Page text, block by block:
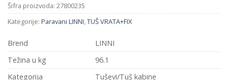
Šifra proizvoda: 27800235
Kategorije: Paravani LINNI TUŠ VRATA+FIX
Brend
LINNI
Težina u kg
96.1
Kategorija
Tuševi/Tuš kabine